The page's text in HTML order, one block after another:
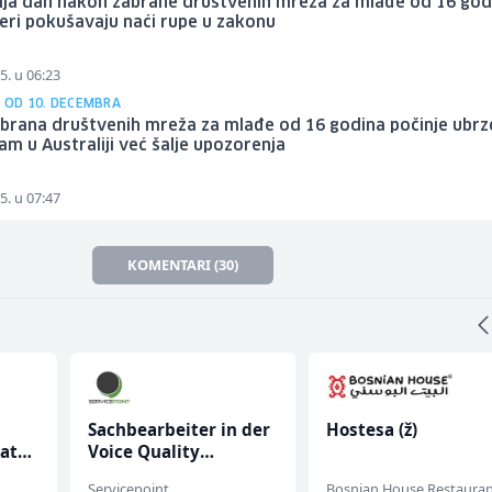
dan nakon zabrane društvenih mreža za mlađe od 16
pokušavaju naći rupe u zakonu
u 06:23
OD 10. DECEMBRA
društvenih mreža za mlađe od 16 godina počinje
u Australiji već šalje upozorenja
u 07:47
KOMENTARI (30)
Sachbearbeiter in der
Voice Quality
Hostesa (ž)